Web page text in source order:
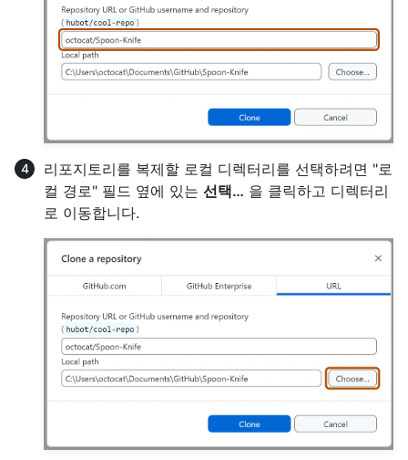
리포지토리를 복제할 로컬 디렉터리를 선택하려면 "로
컬 경로" 필드 옆에 있는 선택… 을 클릭하고 디렉터리
로 이동합니다.